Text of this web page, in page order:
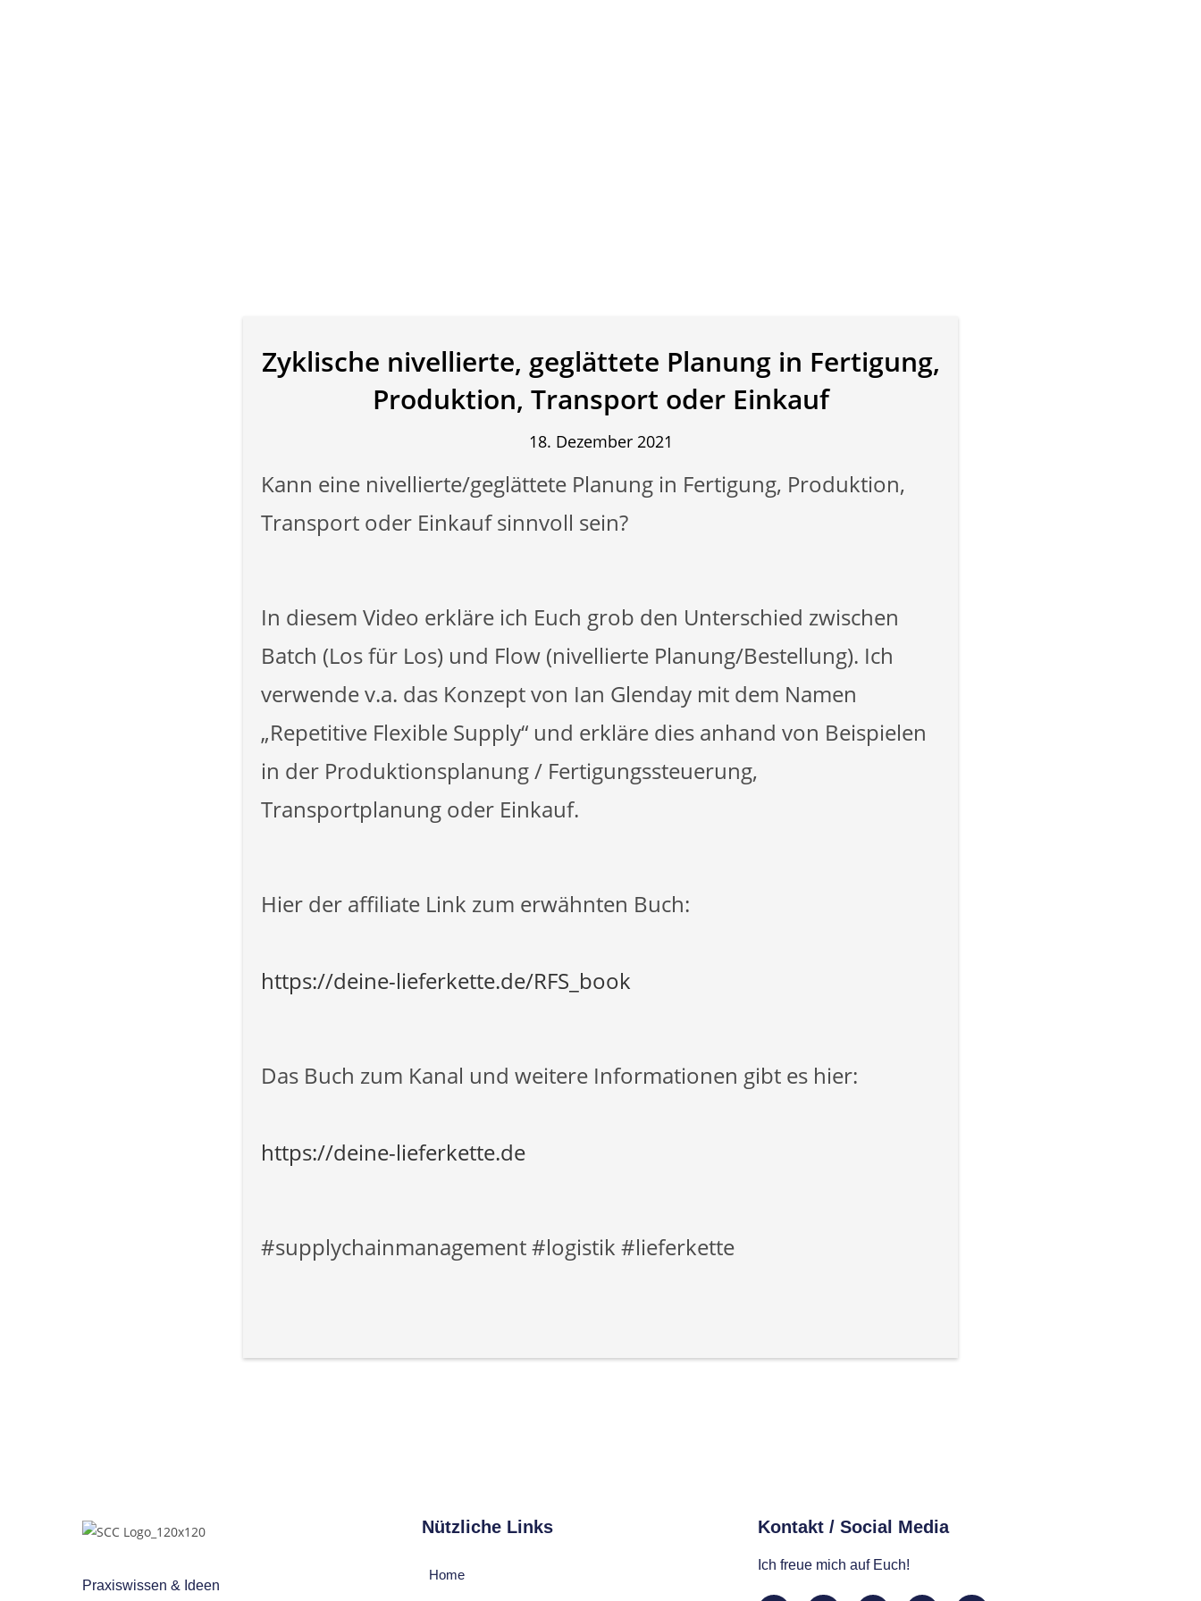
Zyklische nivellierte, geglättete Planung in Fertigung,
Produktion, Transport oder Einkauf
18. Dezember 2021
Kann eine nivellierte/geglättete Planung in Fertigung, Produktion,
Transport oder Einkauf sinnvoll sein?
In diesem Video erkläre ich Euch grob den Unterschied zwischen
Batch (Los für Los) und Flow (nivellierte Planung/Bestellung). Ich
verwende v.a. das Konzept von Ian Glenday mit dem Namen
„Repetitive Flexible Supply“ und erkläre dies anhand von Beispielen
in der Produktionsplanung / Fertigungssteuerung,
Transportplanung oder Einkauf.
Hier der affiliate Link zum erwähnten Buch:
https://deine-lieferkette.de/RFS_book
Das Buch zum Kanal und weitere Informationen gibt es hier:
https://deine-lieferkette.de
#supplychainmanagement #logistik #lieferkette
Praxiswissen & Ideen
Nützliche Links
Home
Kontakt / Social Media​
Ich freue mich auf Euch!